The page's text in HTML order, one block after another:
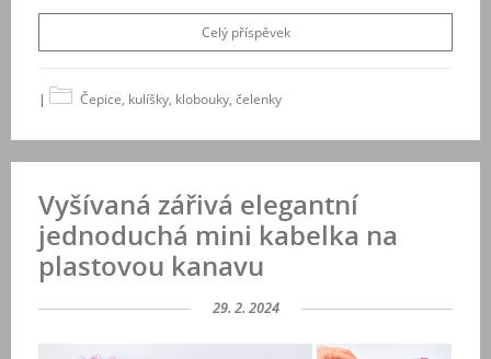
Celý příspěvek
| Čepice, kulíšky, klobouky, čelenky
Vyšívaná zářivá elegantní
jednoduchá mini kabelka na
plastovou kanavu
29. 2. 2024